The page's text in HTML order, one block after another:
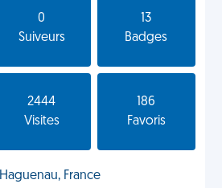
0
Suiveurs
13
Badges
2444
Visites
186
Favoris
Haguenau, France